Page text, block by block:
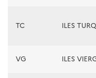
TC ILES
VG ILES